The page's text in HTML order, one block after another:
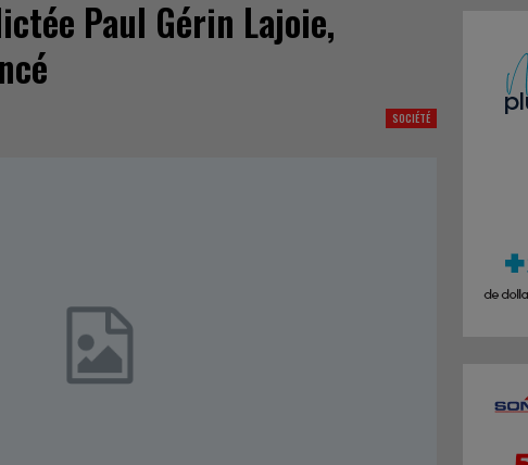
Paul Gérin Lajoie,
SOCIÉTÉ